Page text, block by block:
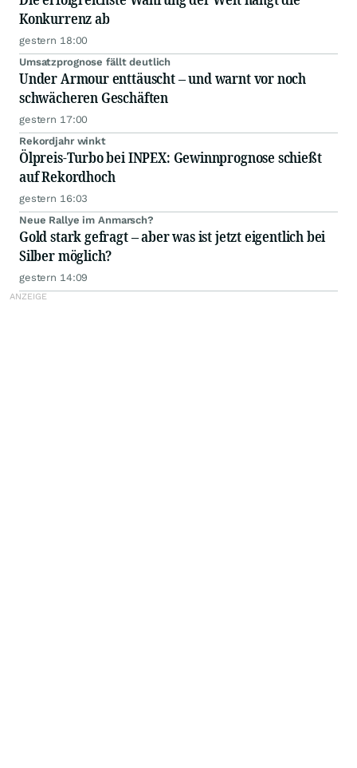
Konkurrenz ab
gestern 18:00
Umsatzprognose fällt deutlich
Under Armour enttäuscht – und warnt vor noch
schwächeren Geschäften
gestern 17:00
Rekordjahr winkt
Ölpreis-Turbo bei INPEX: Gewinnprognose schießt
auf Rekordhoch
gestern 16:03
Neue Rallye im Anmarsch?
Gold stark gefragt – aber was ist jetzt eigentlich bei
Silber möglich?
gestern 14:09